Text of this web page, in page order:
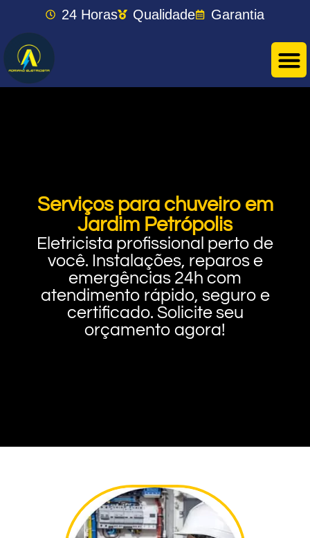
24 Horas Qualidade Garantia
Serviços para chuveiro em
Jardim Petrópolis
Eletricista profissional perto de
você. Instalações, reparos e
emergências 24h com
atendimento rápido, seguro e
certificado. Solicite seu
orçamento agora!